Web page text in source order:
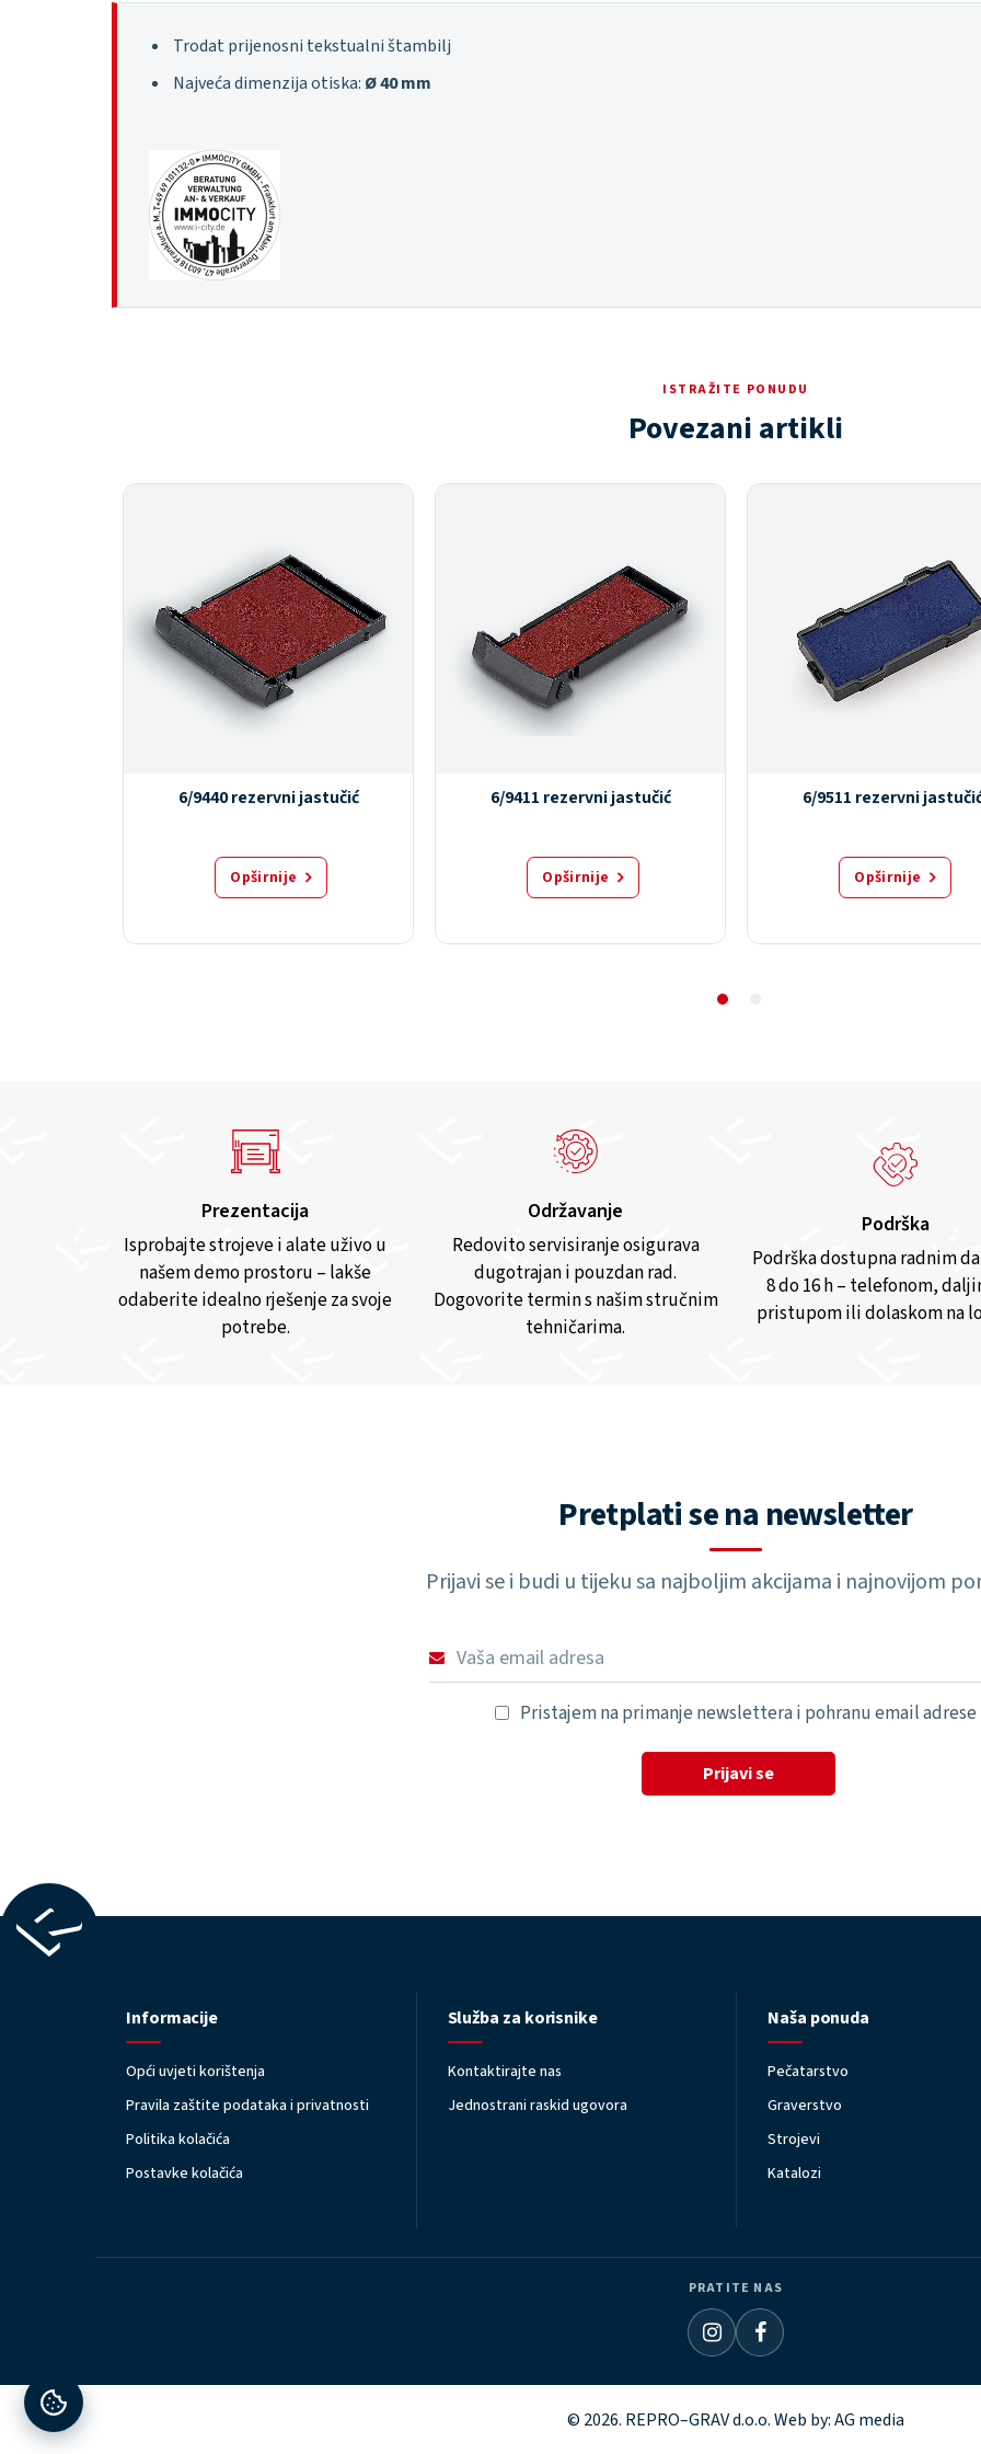
Trodat prijenosni tekstualni štambilj
Najveća dimenzija otiska: Ø 40 mm
ISTRAŽITE PONUDU
Povezani artikli
6/9440 rezervni jastučić
Opširnije
6/9411 rezervni jastučić
Opširnije
6/9511 rezervni
Opširnije
Prezentacija
Isprobajte strojeve i alate uživo u
našem demo prostoru – lakše
odaberite idealno rješenje za svoje
potrebe.
Održavanje
Redovito servisiranje osigurava
dugotrajan i pouzdan rad.
Dogovorite termin s našim stručnim
tehničarima.
Podrška
Podrška dostupna radnim
8 do 16 h – telefonom,
pristupom ili dolaskom na
Pretplati se na newsletter
Prijavi se i budi u tijeku sa najboljim akcijama i najnovijom
Pristajem na primanje newslettera i pohranu email adrese
Prijavi se
Informacije
Opći uvjeti korištenja
Pravila zaštite podataka i privatnosti
Politika kolačića
Postavke kolačića
Služba za korisnike
Kontaktirajte nas
Jednostrani raskid ugovora
Naša ponuda
Pečatarstvo
Graverstvo
Strojevi
Katalozi
PRATITE NAS
© 2026. REPRO–GRAV d.o.o. Web by:AG media